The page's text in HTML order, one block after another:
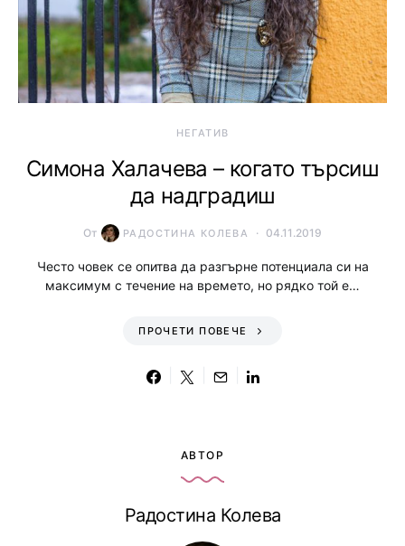
НЕГАТИВ
Симона Халачева – когато търсиш
да надградиш
От РАДОСТИНА КОЛЕВА 04.11.2019
Често човек се опитва да разгърне потенциала си на
максимум с течение на времето, но рядко той е…
ПРОЧЕТИ ПОВЕЧЕ
АВТОР
Радостина Колева